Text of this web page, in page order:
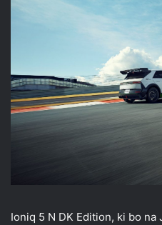
Ioniq 5 N DK Edition, ki bo na